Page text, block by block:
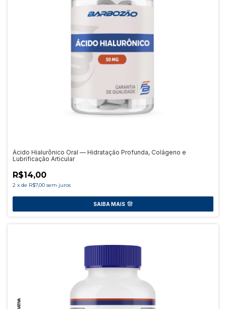
Ácido Hialurônico Oral — Hidratação Profunda, Colágeno e
Lubrificação Articular
R$14,00
2 x de R$7,00 sem juros
SAIBA MAIS